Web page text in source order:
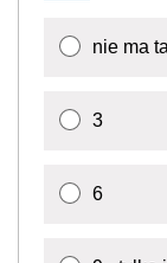
nie ma
3
6